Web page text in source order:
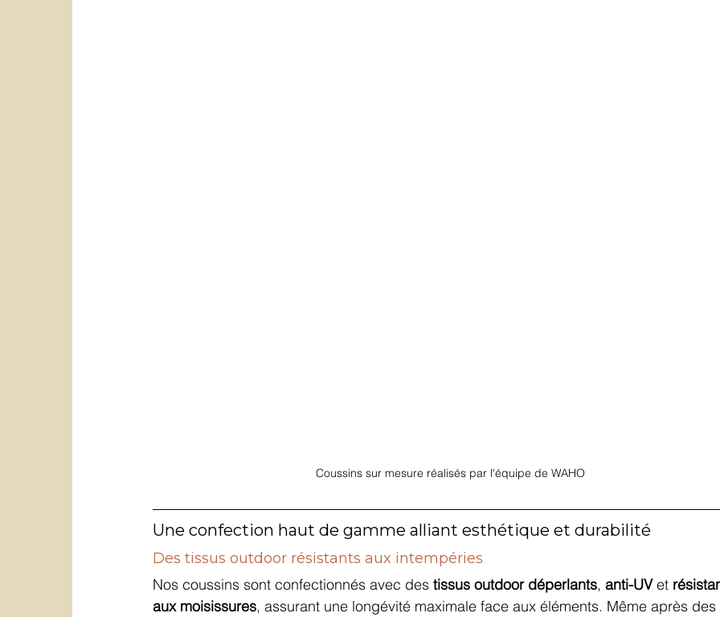
Coussins sur mesure réalisés par l'équipe de WAHO
Une confection haut de gamme alliant esthétique et durabilité
Des tissus outdoor résistants aux intempéries
Nos coussins sont confectionnés avec des tissus outdoor déperlants, anti-UV et
aux moisissures, assurant une longévité maximale face aux éléments. Même après des